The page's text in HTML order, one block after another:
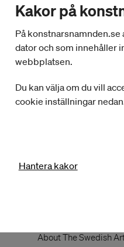
Det statliga stödet till
Om
About The Swedish
Kakor på
På konstnarsnamnden.se
dator och som innehåller
webbplatsen.
Du kan välja om du vill
cookie inställningar
Hantera kakor